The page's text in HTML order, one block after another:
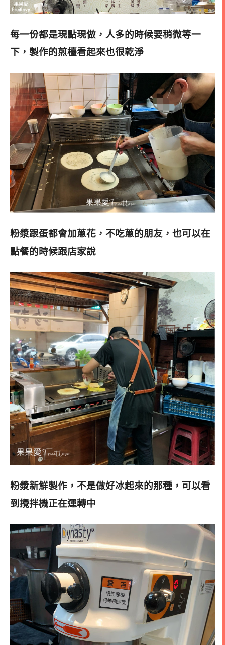
每一份都是現點現做，人多的時候要稍微等一
下， 製作的煎檯看起來也很乾淨
粉漿跟蛋都會加蔥花，不吃蔥的朋友，也可以在
點餐的時候跟店家說
粉漿新鮮製作，不是做好冰起來的那種，可以看
到攪拌機正在運轉中